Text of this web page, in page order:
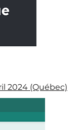
2024 (Québec)